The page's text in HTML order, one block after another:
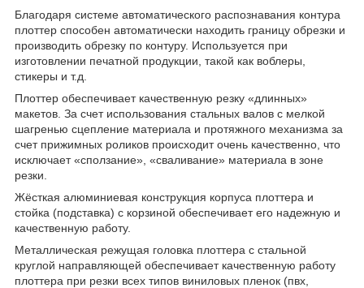
Благодаря системе автоматического распознавания контура
плоттер способен автоматически находить границу обрезки и
производить обрезку по контуру. Используется при
изготовлении печатной продукции, такой как воблеры,
стикеры и т.д.
Плоттер обеспечивает качественную резку «длинных»
макетов. За счет использования стальных валов с мелкой
шагренью сцепление материала и протяжного механизма за
счет прижимных роликов происходит очень качественно, что
исключает «сползание», «сваливание» материала в зоне
резки.
Жёсткая алюминиевая конструкция корпуса плоттера и
стойка (подставка) с корзиной обеспечивает его надежную и
качественную работу.
Металлическая режущая головка плоттера с стальной
круглой направляющей обеспечивает качественную работу
плоттера при резки всех типов виниловых пленок (пвх,